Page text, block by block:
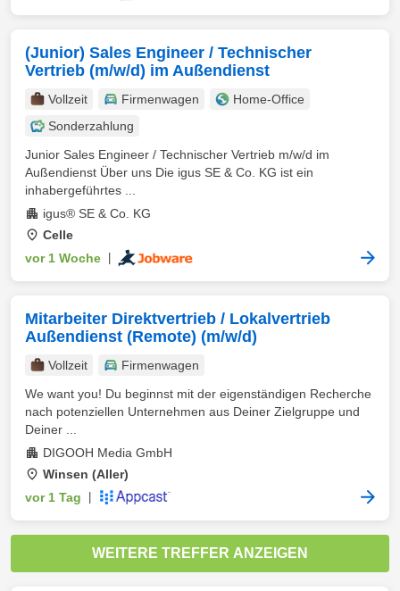
(Junior) Sales Engineer / Technischer
Vertrieb (m/w/d) im Außendienst
Vollzeit Firmenwagen
Home-Office
Sonderzahlung
Junior Sales Engineer / Technischer Vertrieb m/w/d im
Außendienst Über uns Die igus SE & Co. KG ist ein
inhabergeführtes ...
igus® SE & Co. KG
Celle
vor 1 Woche
Mitarbeiter Direktvertrieb / Lokalvertrieb
Außendienst (Remote) (m/w/d)
Vollzeit
Firmenwagen
We want you! Du beginnst mit der eigenständigen Recherche
nach potenziellen Unternehmen aus Deiner Zielgruppe und
Deiner ...
DIGOOH Media GmbH
Winsen (Aller)
vor 1 Tag
WEITERE TREFFER ANZEIGEN